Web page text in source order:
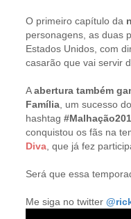
O primeiro capítulo da
personagens, as duas
Estados Unidos, com
casarão que vai servir
Aabertura também
Família, um sucesso
hashtag
conquistou os fãs na
Diva, que já fez
Será que essa
Me siga no twitter